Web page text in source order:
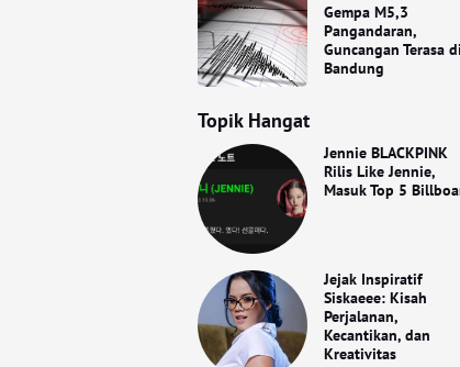
Gempa M5,3
Pangandaran,
Guncangan Terasa di
Bandung
Topik Hangat
Jennie BLACKPINK
Rilis Like Jennie,
Masuk Top 5
Jejak Inspiratif
Siskaeee: Kisah
Perjalanan,
Kecantikan, dan
Kreativitas